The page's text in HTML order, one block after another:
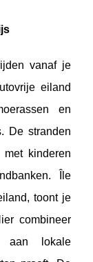
vanaf je
eiland
en
De stranden
kinderen
Île
toont je
combineer
aan lokale